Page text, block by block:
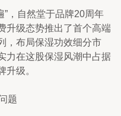
”，自然堂于品牌20周年
升级态势推出了首个高端
布局保湿功效细分市
力在这股保湿风潮中占据
升级。
题